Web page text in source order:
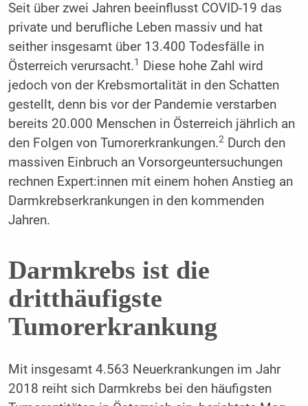
Seit über zwei Jahren beeinflusst COVID-19 das
private und berufliche Leben massiv und hat
seither insgesamt über 13.400 Todesfälle in
Österreich verursacht.1
Diese hohe Zahl wird
jedoch von der Krebsmortalität in den Schatten
gestellt, denn bis vor der Pandemie verstarben
bereits 20.000 Menschen in Österreich jährlich an
den Folgen von Tumorerkrankungen.2Durch den
massiven Einbruch an Vorsorgeuntersuchungen
rechnen Expert:innen mit einem hohen Anstieg an
Darmkrebserkrankungen in den kommenden
Jahren.
Darmkrebs ist die
dritthäufigste
Tumorerkrankung
Mit insgesamt 4.563 Neuerkrankungen im Jahr
2018 reiht sich Darmkrebs bei den häufigsten